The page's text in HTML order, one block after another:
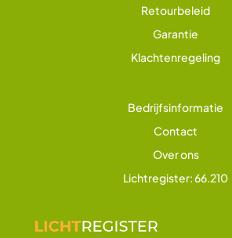
Retourbeleid
Garantie
Klachtenregeling
Bedrijfsinformatie
Contact
Over ons
Lichtregister: 66.210